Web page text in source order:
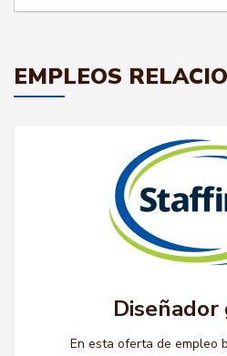
EMPLEOS
Diseñador
En esta oferta de empleo